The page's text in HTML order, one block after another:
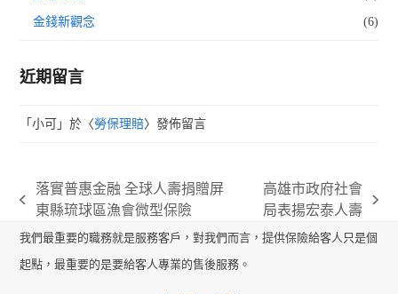
金錢新觀念 (6)
近期留言
「小可 」於〈勞保理賠〉發佈留言
previous
post:
落實普惠金融 全球人壽捐贈屏
東縣琉球區漁會微型保險
next
post:
高雄市政府社會
局表揚宏泰人壽
我們最重要的職務就是服務客戶，對我們而言，提供保險給客人只是個
起點，最重要的是要給客人專業的售後服務。